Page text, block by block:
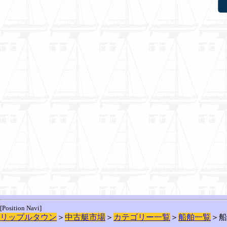
[Position Navi]
リップルタウン ＞ 中古艇市場 ＞ カテゴリー一覧 ＞ 船舶一覧 ＞